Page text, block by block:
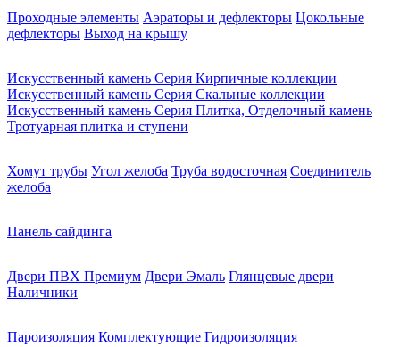
Проходные элементы Аэраторы и дефлекторы Цокольные
дефлекторы Выход на крышу
Искусственный камень Серия Кирпичные коллекции
Искусственный камень Серия Скальные коллекции
Искусственный камень Серия Плитка, Отделочный камень
Тротуарная плитка и ступени
Хомут трубы Угол желоба Труба водосточная Соединитель
желоба
Панель сайдинга
Двери ПВХ Премиум Двери Эмаль Глянцевые двери
Наличники
Пароизоляция Комплектующие Гидроизоляция